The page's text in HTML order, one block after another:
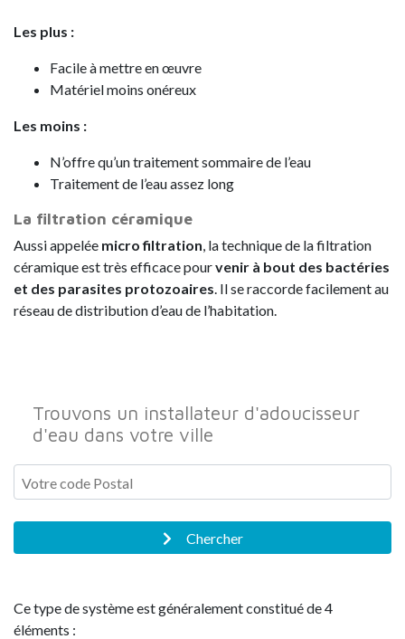
Les plus :
Facile à mettre en œuvre
Matériel moins onéreux
Les moins :
N’offre qu’un traitement sommaire de l’eau
Traitement de l’eau assez long
La filtration céramique
Aussi appelée micro filtration , la technique de la filtration
céramique est très efficace pourvenir à bout des bactéries
et des parasites protozoaires . Il se raccorde facilement au
réseau de distribution d’eau de l’habitation.
Trouvons un installateur d'adoucisseur
d'eau dans votre ville
Chercher
Ce type de système est généralement constitué de 4
éléments :